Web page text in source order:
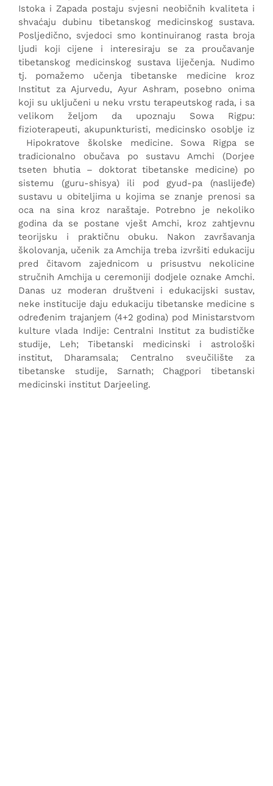
Istoka i Zapada postaju svjesni neobičnih kvaliteta i
shvaćaju dubinu tibetanskog medicinskog sustava.
Posljedično, svjedoci smo kontinuiranog rasta broja
ljudi koji cijene i interesiraju se za proučavanje
tibetanskog medicinskog sustava liječenja. Nudimo
tj. pomažemo učenja tibetanske medicine kroz
Institut za Ajurvedu, Ayur Ashram, posebno onima
koji su uključeni u neku vrstu terapeutskog rada, i sa
velikom željom da upoznaju Sowa Rigpu:
fizioterapeuti, akupunkturisti, medicinsko osoblje iz
Hipokratove školske medicine. Sowa Rigpa se
tradicionalno obučava po sustavu Amchi (Dorjee
tseten bhutia – doktorat tibetanske medicine) po
sistemu (guru-shisya) ili pod gyud-pa (naslijeđe)
sustavu u obiteljima u kojima se znanje prenosi sa
oca na sina kroz naraštaje. Potrebno je nekoliko
godina da se postane vješt Amchi, kroz zahtjevnu
teorijsku i praktičnu obuku. Nakon završavanja
školovanja, učenik za Amchija treba izvršiti edukaciju
pred čitavom zajednicom u prisustvu nekolicine
stručnih Amchija u ceremoniji dodjele oznake Amchi.
Danas uz moderan društveni i edukacijski sustav,
neke institucije daju edukaciju tibetanske medicine s
određenim trajanjem (4+2 godina) pod Ministarstvom
kulture vlada Indije: Centralni Institut za budističke
studije, Leh; Tibetanski medicinski i astrološki
institut, Dharamsala; Centralno sveučilište za
tibetanske studije, Sarnath; Chagpori tibetanski
medicinski institut Darjeeling.